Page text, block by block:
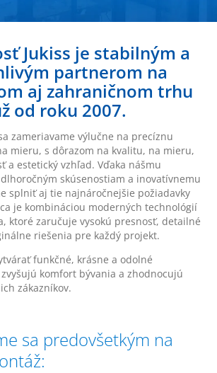
Jukiss je stabilným a
partnerom na
aj zahraničnom trhu
od roku 2007.
zameriavame výlučne na precíznu
mieru, s dôrazom na kvalitu, na mieru,
a estetický vzhľad. Vďaka nášmu
skúsenostiam a inovatívnemu
splniť aj tie najnáročnejšie požiadavky
je kombináciou moderných technológií
ktoré zaručuje vysokú presnosť, detailné
riešenia pre každý projekt.
funkčné, krásne a odolné
komfort bývania a zhodnocujú
zákazníkov.
sa predovšetkým na